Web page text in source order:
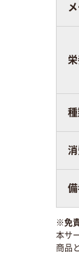
※免
本サ
商品